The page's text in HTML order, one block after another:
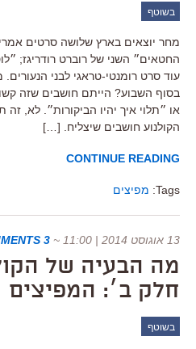
בשוטף
מחר יוצאים בארץ שלושה סרטים
החטאים״ השני של רוברט רודריגז;
עוד סרט רומנטי-טראגי לבני
בסוף השבוע? הייתם חושבים שזה
או ״תלוי איך יהיו הביקורות״. לא,
הקולנוע חושבים שיצליח. […]
CONTINUE READING
Tags: מפיצים
13 אוגוסט 2014 | 11:00 ~
3 COMMENTS
מה הבעיה של
חלק ב׳: המפיצים
בשוטף